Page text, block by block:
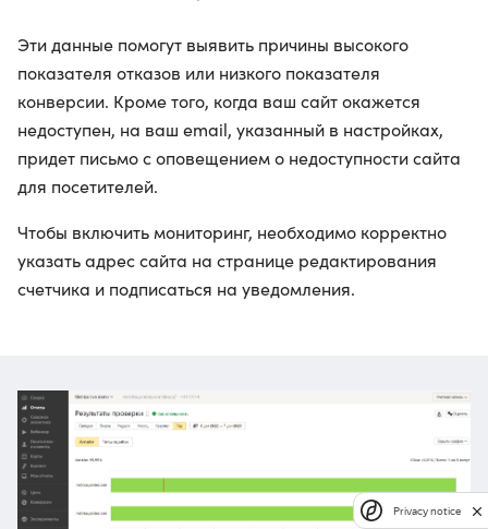
Эти данные помогут выявить причины высокого
показателя отказов или низкого показателя
конверсии. Кроме того, когда ваш сайт окажется
недоступен, на ваш email, указанный в настройках,
придет письмо с оповещением о недоступности сайта
для посетителей.
Чтобы включить мониторинг, необходимо корректно
указать адрес сайта на странице редактирования
счетчика и подписаться на уведомления.
Privacy notice